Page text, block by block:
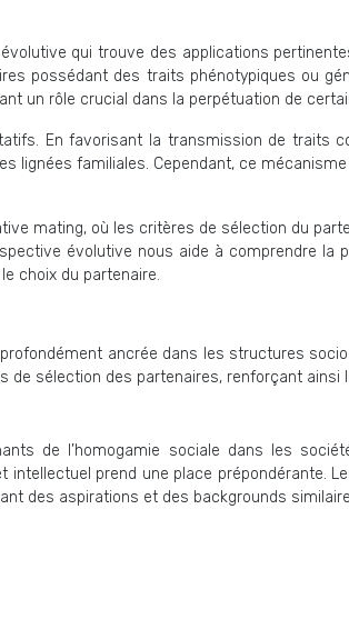
qui trouve des applications
possédant des traits phénotypiques ou
un rôle crucial dans la perpétuation de
En favorisant la transmission de traits
lignées familiales. Cependant, ce
mating, où les critères de sélection du
évolutive nous aide à comprendre la
choix du partenaire.
ancrée dans les structures
sélection des partenaires, renforçant ainsi
de l’homogamie sociale dans les
prend une place prépondérante.
des aspirations et des backgrounds